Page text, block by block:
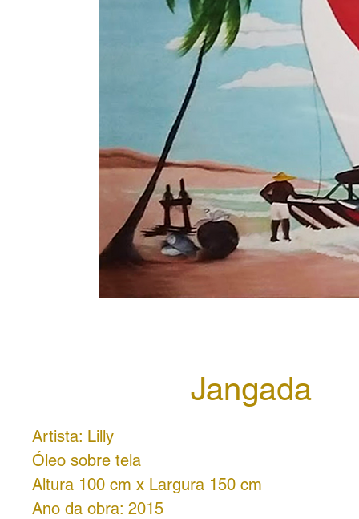
Jangada
Artista: Lilly
Óleo sobre tela
Altura 100 cm x Largura 150 cm
Ano da obra: 2015